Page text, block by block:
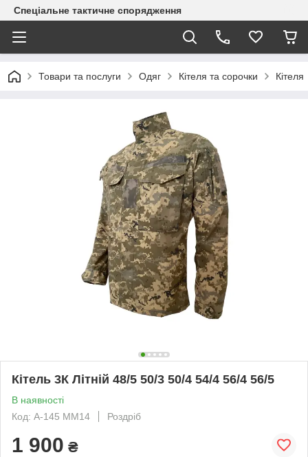
Спеціальне тактичне спорядження
Товари та послуги Одяг Кітеля та сорочки Кітеля
Кітель 3К Літній 48/5 50/3 50/4 54/4 56/4 56/5
В наявності
Код: A-145 MM14
Роздріб
1 900 ₴